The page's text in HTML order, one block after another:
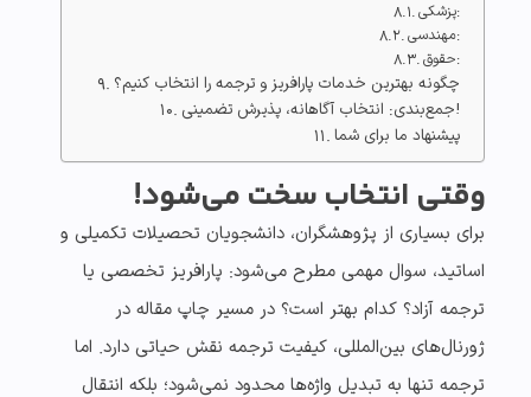
پزشکی:
مهندسی:
حقوق:
چگونه بهترین خدمات پارافریز و ترجمه را انتخاب کنیم؟
جمع‌بندی: انتخاب آگاهانه، پذیرش تضمینی!
پیشنهاد ما برای شما
وقتی انتخاب سخت می‌شود!
برای بسیاری از پژوهشگران، دانشجویان تحصیلات تکمیلی و
اساتید، سوال مهمی مطرح می‌شود: پارافریز تخصصی یا
ترجمه آزاد؟ کدام بهتر است؟ در مسیر چاپ مقاله در
ژورنال‌های بین‌المللی، کیفیت ترجمه نقش حیاتی دارد. اما
ترجمه تنها به تبدیل واژه‌ها محدود نمی‌شود؛ بلکه انتقال